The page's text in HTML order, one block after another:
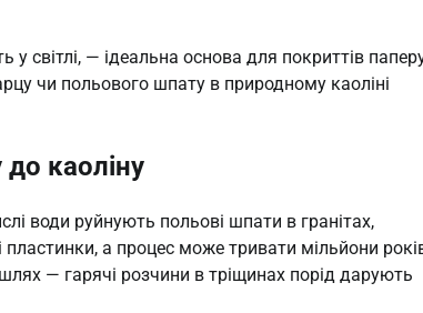
світлі, — ідеальна основа для покриттів
чи польового шпату в природному каоліні
каоліну
води руйнують польові шпати в гранітах,
а процес може тривати мільйони
— гарячі розчини в тріщинах порід дарують